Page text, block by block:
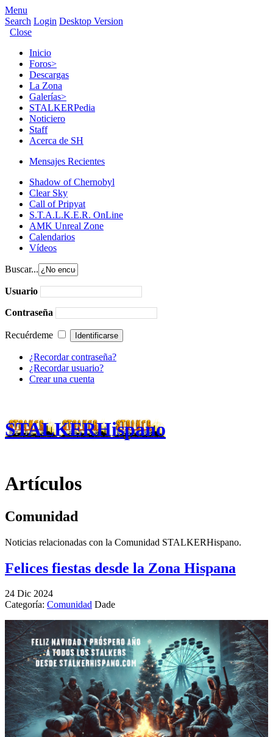
Menu
Search Login Desktop Version
Close
Inicio
Foros>
Descargas
La Zona
Galerías>
STALKERPedia
Noticiero
Staff
Acerca de SH
Mensajes Recientes
Shadow of Chernobyl
Clear Sky
Call of Pripyat
S.T.A.L.K.E.R. OnLine
AMK Unreal Zone
Calendarios
Vídeos
Buscar...
Usuario
Contraseña
Recuérdeme
¿Recordar contraseña?
¿Recordar usuario?
Crear una cuenta
STALKERHispano
Artículos
Comunidad
Noticias relacionadas con la Comunidad STALKERHispano.
Felices fiestas desde la Zona Hispana
24 Dic 2024
Categoría: Comunidad Dade